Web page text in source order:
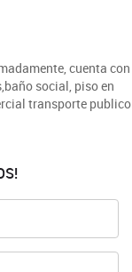
cuenta con
social, piso en
transporte publico